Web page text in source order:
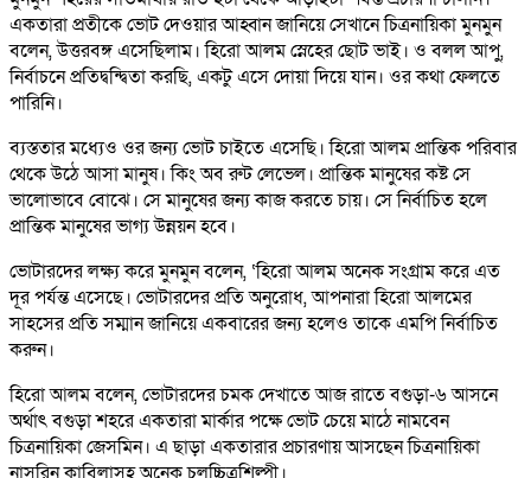
একতারা প্রতীকে ভোট দেওয়ার আহ্বান জানিয়ে সেখানে চিত্রনায়িকা মুনমুন
বলেন, উত্তরবঙ্গ এসেছিলাম। হিরো আলম স্নেহের ছোট ভাই। ও বলল আপু,
নির্বাচনে প্রতিদ্বন্দ্বিতা করছি, একটু এসে দোয়া দিয়ে যান। ওর কথা ফেলতে
পারিনি।
ব্যস্ততার মধ্যেও ওর জন্য ভোট চাইতে এসেছি। হিরো আলম প্রান্তিক পরিবার
থেকে উঠে আসা মানুষ। কিং অব রুট লেভেল। প্রান্তিক মানুষের কষ্ট সে
ভালোভাবে বোঝে। সে মানুষের জন্য কাজ করতে চায়। সে নির্বাচিত হলে
প্রান্তিক মানুষের ভাগ্য উন্নয়ন হবে।
ভোটারদের লক্ষ্য করে মুনমুন বলেন, ‘হিরো আলম অনেক সংগ্রাম করে এত
দূর পর্যন্ত এসেছে। ভোটারদের প্রতি অনুরোধ, আপনারা হিরো আলমের
সাহসের প্রতি সম্মান জানিয়ে একবারের জন্য হলেও তাকে এমপি নির্বাচিত
করুন।
হিরো আলম বলেন, ভোটারদের চমক দেখাতে আজ রাতে বগুড়া-৬ আসনে
অর্থাৎ বগুড়া শহরে একতারা মার্কার পক্ষে ভোট চেয়ে মাঠে নামবেন
চিত্রনায়িকা জেসমিন। এ ছাড়া একতারার প্রচারণায় আসছেন চিত্রনায়িকা